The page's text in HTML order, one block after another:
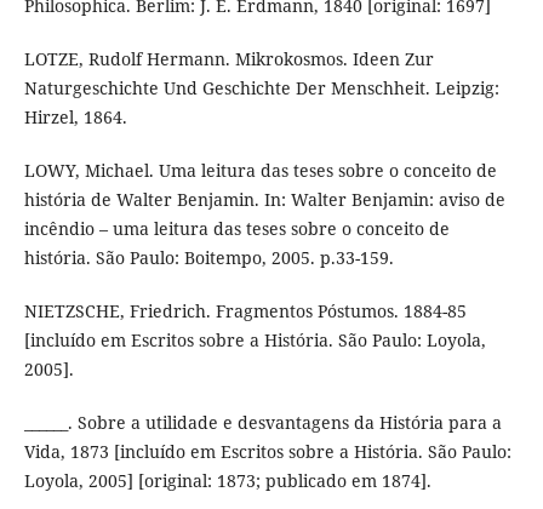
Philosophica. Berlim: J. E. Erdmann, 1840 [original: 1697]
LOTZE, Rudolf Hermann. Mikrokosmos. Ideen Zur
Naturgeschichte Und Geschichte Der Menschheit. Leipzig:
Hirzel, 1864.
LOWY, Michael. Uma leitura das teses sobre o conceito de
história de Walter Benjamin. In: Walter Benjamin: aviso de
incêndio – uma leitura das teses sobre o conceito de
história. São Paulo: Boitempo, 2005. p.33-159.
NIETZSCHE, Friedrich. Fragmentos Póstumos. 1884-85
[incluído em Escritos sobre a História. São Paulo: Loyola,
2005].
______. Sobre a utilidade e desvantagens da História para a
Vida, 1873 [incluído em Escritos sobre a História. São Paulo:
Loyola, 2005] [original: 1873; publicado em 1874].